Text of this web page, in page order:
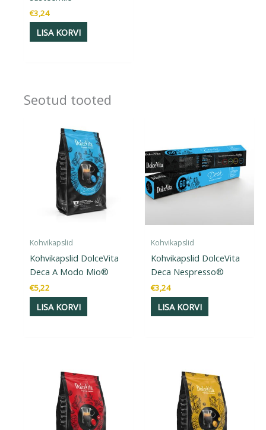
€3,24
LISA KORVI
Seotud tooted
Kohvikapslid
Kohvikapslid DolceVita
Deca A Modo Mio®
€5,22
LISA KORVI
Kohvikapslid
Kohvikapslid DolceVita
Deca Nespresso®
€3,24
LISA KORVI